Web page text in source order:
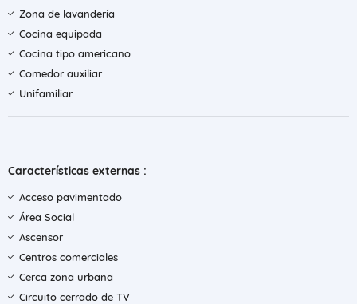
Zona de lavandería
Cocina equipada
Cocina tipo americano
Comedor auxiliar
Unifamiliar
Características externas :
Acceso pavimentado
Área Social
Ascensor
Centros comerciales
Cerca zona urbana
Circuito cerrado de TV